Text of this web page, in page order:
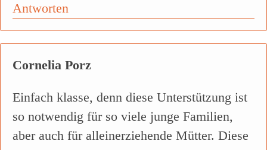
Antworten
Cornelia Porz
Einfach klasse, denn diese Unterstützung ist
so notwendig für so viele junge Familien,
aber auch für alleinerziehende Mütter. Diese